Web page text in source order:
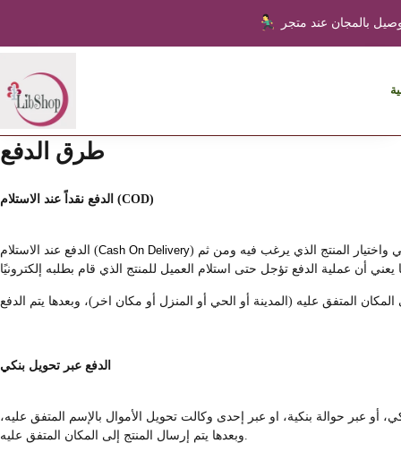
طرق الدفع
الدفع نقداً عند الاستلام (COD)
الدفع عند الاستلام (Cash On Delivery) هي إحدى طرق الدفع المتاحة على متجرنا، والدفع عند الاستلام يعني أن المتسوق يمكنه التسوق عبر متجرنا إلكتروني واختيار المنتج الذي يرغب فيه ومن ثم
الدفع عبر تحويل بنكي
أو عبر حوالة بنكية، او عبر إحدى وكالت تحويل الأموال بالإسم المتفق عليه،